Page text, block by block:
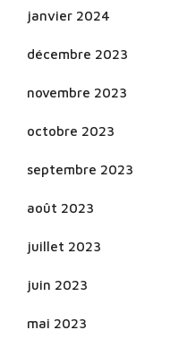
janvier 2024
décembre 2023
novembre 2023
octobre 2023
septembre 2023
août 2023
juillet 2023
juin 2023
mai 2023